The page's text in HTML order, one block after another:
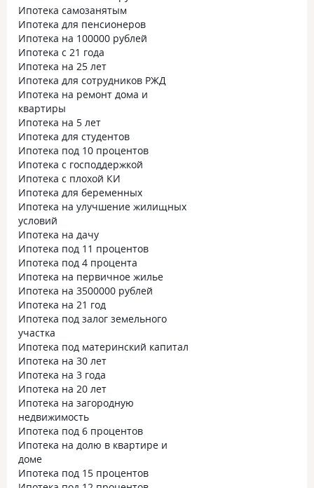
Ипотека самозанятым
Ипотека для пенсионеров
Ипотека на 100000 рублей
Ипотека с 21 года
Ипотека на 25 лет
Ипотека для сотрудников РЖД
Ипотека на ремонт дома и
квартиры
Ипотека на 5 лет
Ипотека для студентов
Ипотека под 10 процентов
Ипотека с господдержкой
Ипотека с плохой КИ
Ипотека для беременных
Ипотека на улучшение жилищных
условий
Ипотека на дачу
Ипотека под 11 процентов
Ипотека под 4 процента
Ипотека на первичное жилье
Ипотека на 3500000 рублей
Ипотека на 21 год
Ипотека под залог земельного
участка
Ипотека под материнский капитал
Ипотека на 30 лет
Ипотека на 3 года
Ипотека на 20 лет
Ипотека на загородную
недвижимость
Ипотека под 6 процентов
Ипотека на долю в квартире и
доме
Ипотека под 15 процентов